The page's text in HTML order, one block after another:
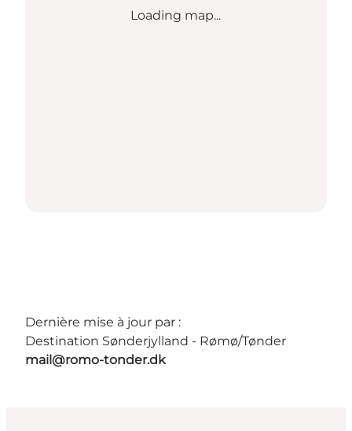
Loading map...
Dernière mise à jour par :
Destination Sønderjylland - Rømø/Tønder
mail@romo-tonder.dk